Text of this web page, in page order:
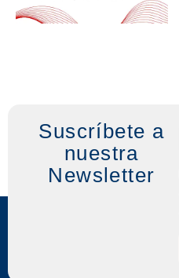
Suscríbete a
nuestra
Newsletter